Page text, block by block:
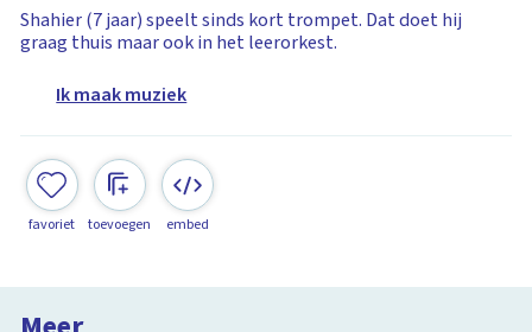
Shahier (7 jaar) speelt sinds kort trompet. Dat doet hij
graag thuis maar ook in het leerorkest.
Ik maak muziek
favoriet toevoegen embed